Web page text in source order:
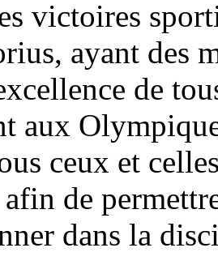
victoires
ayant des
de
aux
ceux et
de
dans la